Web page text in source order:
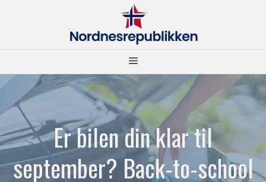
Meny
Er bilen din klar til
september? Back-to-school